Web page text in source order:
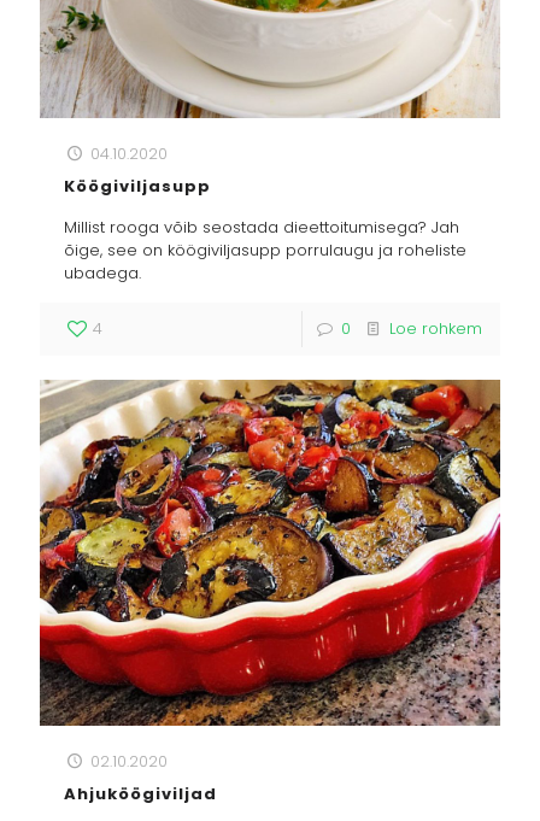
04.10.2020
Köögiviljasupp
Millist rooga võib seostada dieettoitumisega? Jah
õige, see on köögiviljasupp porrulaugu ja roheliste
ubadega.
4 0 Loe rohkem
02.10.2020
Ahjuköögiviljad